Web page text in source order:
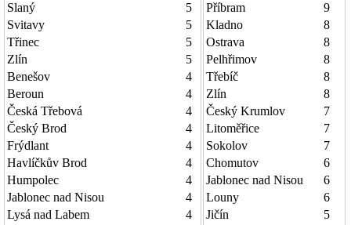
Slaný
5
Svitavy
5
Třinec
5
Zlín
5
Benešov
4
Beroun
4
Česká Třebová
4
Český Brod
4
Frýdlant
4
Havlíčkův Brod
4
Humpolec
4
Jablonec nad Nisou
4
Lysá nad Labem
4
Příbram
9
Kladno
8
Ostrava
8
Pelhřimov
8
Třebíč
8
Zlín
8
Český Krumlov
7
Litoměřice
7
Sokolov
7
Chomutov
6
Jablonec nad Nisou
6
Louny
6
Jičín
5